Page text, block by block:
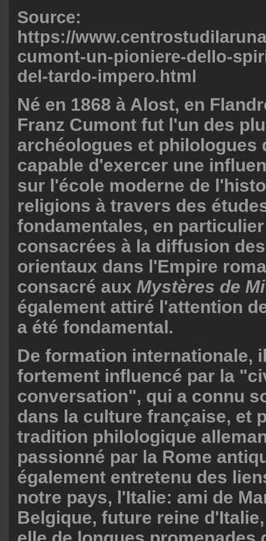
Source:
https://
cumont-un-pioniere-dello-
del-tardo-impero.html
Né en 1868 à Alost, en
Franz Cumont fut l'un des
archéologues et philologues
capable d'exercer une
sur l'école moderne de
religions à travers des
fondamentales, en
consacrées à la diffusion
orientaux dans l'Empire
consacré aux Mystères de
également attiré l'attention
a été fondamental.
De formation internationale,
fortement influencé par la
conversation", qui a connu
dans la culture française, et
tradition philologique
passionné par la Rome
également entretenu des
notre pays, l'Italie: ami de
Belgique, future reine